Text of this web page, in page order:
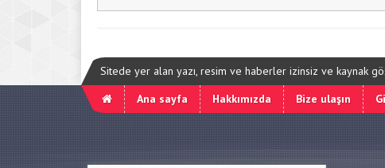
Sitede yer alan yazı, resim ve haberler izinsiz ve kaynak
Ana sayfa
Hakkımızda Bize ulaşın